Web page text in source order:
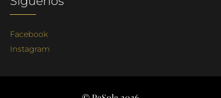
Facebook
Instagram